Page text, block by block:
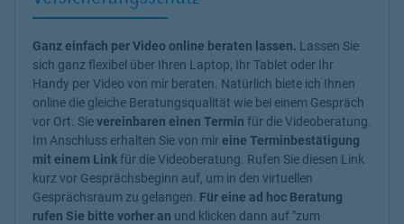
Ganz einfach per Video online beraten lassen. Lassen Sie
sich ganz flexibel über Ihren Laptop, Ihr Tablet oder Ihr
Handy per Video von mir beraten. Natürlich biete ich Ihnen
online die gleiche Beratungsqualität wie bei einem Gespräch
vor Ort. Sievereinbaren einen Termin für die Videoberatung.
Im Anschluss erhalten Sie von mireine Terminbestätigung
mit einem Linkfür die Videoberatung. Rufen Sie diesen Link
kurz vor Gesprächsbeginn auf, um in den virtuellen
Gesprächsraum zu gelangen. Für eine ad hoc Beratung
rufen Sie bitte vorher an und klicken dann auf "zum